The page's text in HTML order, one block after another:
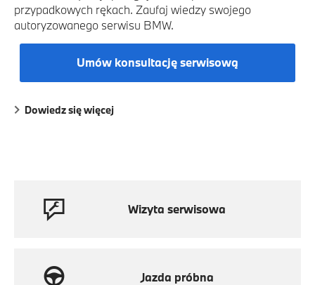
przypadkowych rękach. Zaufaj wiedzy swojego
autoryzowanego serwisu BMW.
Umów konsultację serwisową
Dowiedz się więcej
Wizyta serwisowa
Jazda próbna